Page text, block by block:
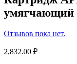
умягчающий
Отзывов пока нет.
2,832.00 ₽